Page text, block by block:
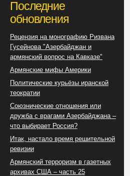
Последние
обновления
Рецензия на монографию Ризвана
Гусейнова "Азербайджан и
армянский вопрос на Кавказе"
Армянские мифы Америки
Политические курьёзы иранской
теократии
Союзнические отношения или
дружба с врагами Азербайджана –
что выбирает Россия?
Итак, настало время решительной
ревизии
Армянский терроризм в газетных
архивах США – часть 25